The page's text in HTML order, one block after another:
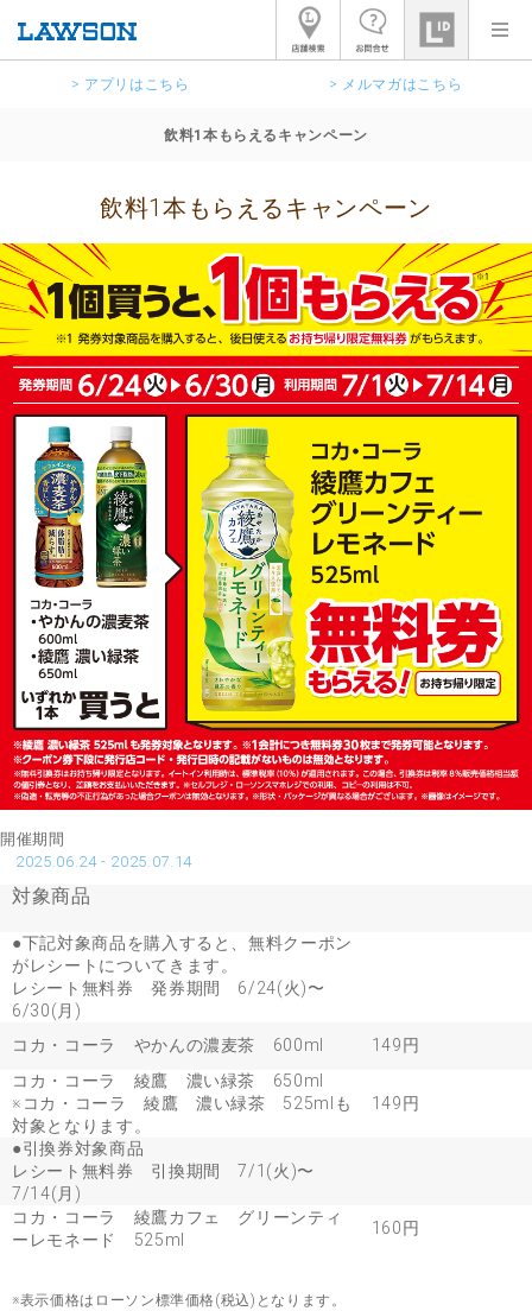
> アプリはこちら > メルマガはこちら
飲料1本もらえるキャンペーン
飲料1本もらえるキャンペーン
開催期間
2025.06.24 - 2025.07.14
対象商品
●下記対象商品を購入すると、無料クーポン
がレシートについてきます。
レシート無料券 発券期間 6/24(火)〜
6/30(月)
コカ・コーラ やかんの濃麦茶 600ml
149円
コカ・コーラ 綾鷹 濃い緑茶 650ml
※コカ・コーラ 綾鷹 濃い緑茶 525mlも
対象となります。
149円
●引換券対象商品
レシート無料券 引換期間 7/1(火)〜
7/14(月)
コカ・コーラ 綾鷹カフェ グリーンティ
ーレモネード 525ml
160円
※表示価格はローソン標準価格(税込)となります。